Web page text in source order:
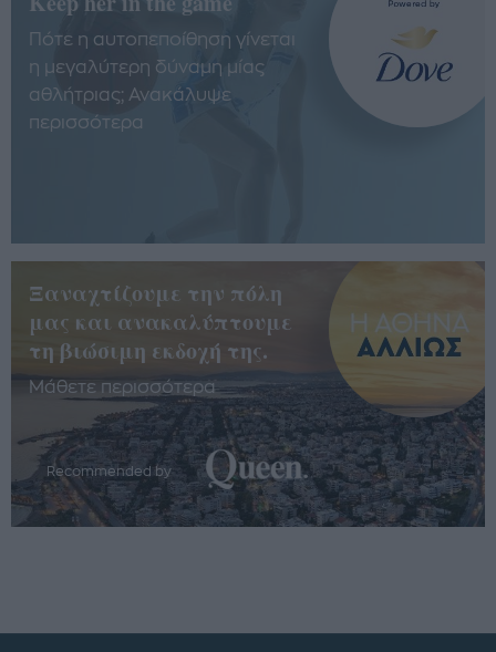
Πότε η αυτοπεποίθηση γίνεται
η μεγαλύτερη δύναμη μίας
αθλήτριας; Ανακάλυψε
περισσότερα
Ξαναχτίζουμε την πόλη
μας και ανακαλύπτουμε
τη βιώσιμη εκδοχή της.
Μάθετε περισσότερα
Recommended by